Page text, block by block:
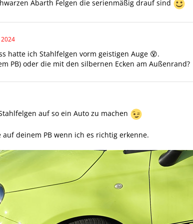
Abarth Felgen die serienmäßig drauf sind
hatte ich Stahlfelgen vorm geistigen Auge 😵.
PB) oder die mit den silbernen Ecken am Außenrand?
auf so ein Auto zu machen
deinem PB wenn ich es richtig erkenne.